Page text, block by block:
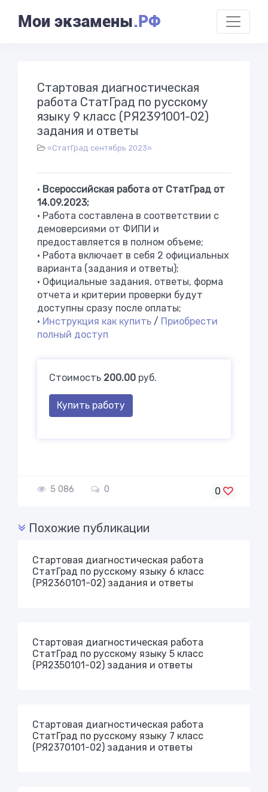
Мои экзамены.РФ
Стартовая диагностическая
работа СтатГрад по русскому
языку 9 класс (РЯ2391001-02)
задания и ответы
«СтатГрад сентябрь 2023»
• Всероссийская работа от СтатГрад от
14.09.2023;
• Работа составлена в соответствии с
демоверсиями от ФИПИ и
предоставляется в полном объеме;
• Работа включает в себя 2 официальных
варианта (задания и ответы);
• Официальные задания, ответы, форма
отчета и критерии проверки будут
доступны сразу после оплаты;
• Инструкция как купить / Приобрести
полный доступ
Стоимость 200.00 руб.
Купить работу
5 086 0 0
Похожие публикации
Стартовая диагностическая работа
СтатГрад по русскому языку 6 класс
(РЯ2360101-02) задания и ответы
Стартовая диагностическая работа
СтатГрад по русскому языку 5 класс
(РЯ2350101-02) задания и ответы
Стартовая диагностическая работа
СтатГрад по русскому языку 7 класс
(РЯ2370101-02) задания и ответы